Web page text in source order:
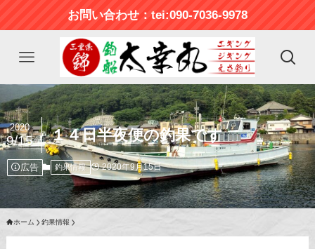
お問い合わせ：tei:090-7036-9978
１４日半夜便の釣果です
2020
9/15
広告 釣果情報 2020年9月15日
ホーム 釣果情報